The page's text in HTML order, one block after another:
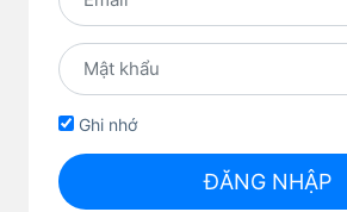
Ghi nhớ
ĐĂNG NHẬP